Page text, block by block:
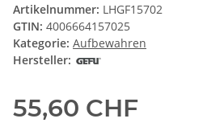
Artikelnummer: LHGF15702
GTIN: 4006664157025
Kategorie: Aufbewahren
Hersteller:
55,60 CHF